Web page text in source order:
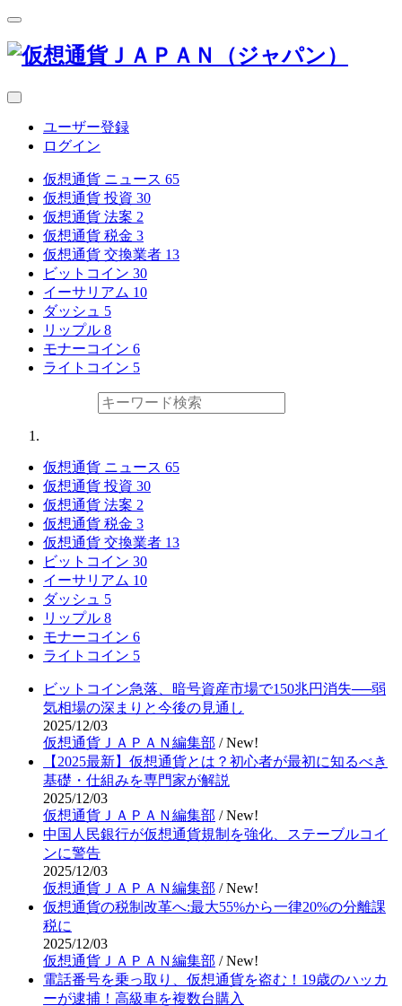
ユーザー登録
ログイン
仮想通貨 ニュース 65
仮想通貨 投資 30
仮想通貨 法案 2
仮想通貨 税金 3
仮想通貨 交換業者 13
ビットコイン 30
イーサリアム 10
ダッシュ 5
リップル 8
モナーコイン 6
ライトコイン 5
仮想通貨 ニュース 65
仮想通貨 投資 30
仮想通貨 法案 2
仮想通貨 税金 3
仮想通貨 交換業者 13
ビットコイン 30
イーサリアム 10
ダッシュ 5
リップル 8
モナーコイン 6
ライトコイン 5
ビットコイン急落、暗号資産市場で150兆円消失──弱
気相場の深まりと今後の見通し
2025/12/03
仮想通貨ＪＡＰＡＮ編集部 /New!
【2025最新】仮想通貨とは？初心者が最初に知るべき
基礎・仕組みを専門家が解説
2025/12/03
仮想通貨ＪＡＰＡＮ編集部 /New!
中国人民銀行が仮想通貨規制を強化、ステーブルコイ
ンに警告
2025/12/03
仮想通貨ＪＡＰＡＮ編集部 /New!
仮想通貨の税制改革へ:最大55%から一律20%の分離課
税に
2025/12/03
仮想通貨ＪＡＰＡＮ編集部 /New!
電話番号を乗っ取り、仮想通貨を盗む！19歳のハッカ
ーが逮捕！高級車を複数台購入